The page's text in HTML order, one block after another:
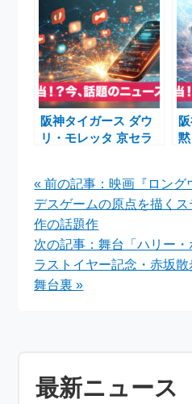
に
阪神タイガース ダウ
リ・モレッタ 京セラ
« 前の記事：映画『ロング
デスゲームの原点を描く
作の話題作
次の記事：舞台「ハリー・
ラストイヤー記念・赤坂
舞台裏 »
最新ニュース